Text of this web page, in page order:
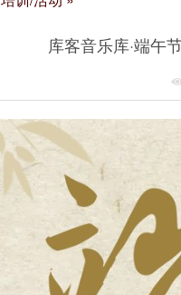
库客音乐库·端午